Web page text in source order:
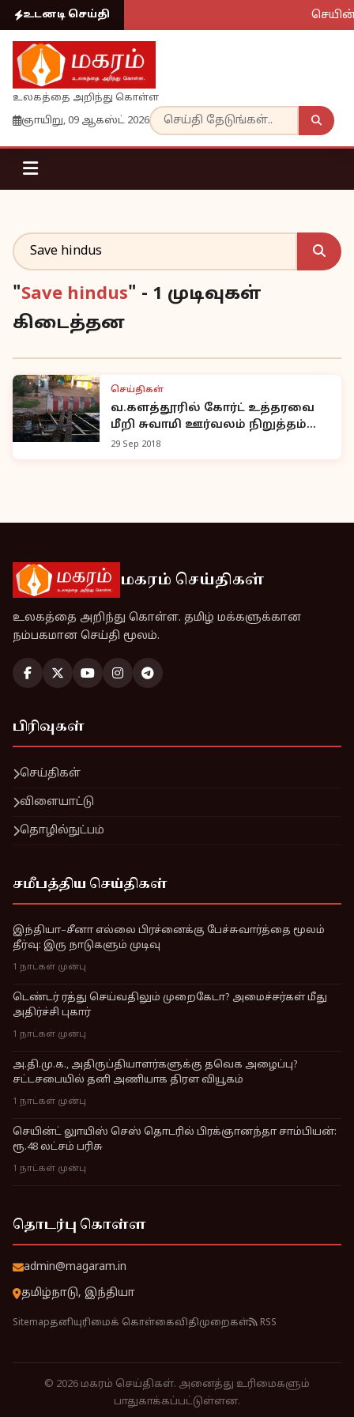
உடனடி செய்தி
உலகத்தை அறிந்து கொள்ள
ஞாயிறு, 09 ஆகஸ்ட் 2026
"Save hindus" - 1 முடிவுகள்
கிடைத்தன
செய்திகள்
வ.களத்தூரில் கோர்ட் உத்தரவை
மீறி சுவாமி ஊர்வலம் நிறுத்தம்
-144 தடை உத்தரவு.
29 Sep 2018
மகரம் செய்திகள்
உலகத்தை அறிந்து கொள்ள. தமிழ் மக்களுக்கான
நம்பகமான செய்தி மூலம்.
பிரிவுகள்
செய்திகள்
விளையாட்டு
தொழில்நுட்பம்
சமீபத்திய செய்திகள்
இந்தியா–சீனா எல்லை பிரச்னைக்கு பேச்சுவார்த்தை மூலம்
தீர்வு: இரு நாடுகளும் முடிவு
1 நாட்கள் முன்பு
டெண்டர் ரத்து செய்வதிலும் முறைகேடா? அமைச்சர்கள் மீது
அதிர்ச்சி புகார்
1 நாட்கள் முன்பு
அ.தி.மு.க., அதிருப்தியாளர்களுக்கு தவெக அழைப்பு?
சட்டசபையில் தனி அணியாக திரள வியூகம்
1 நாட்கள் முன்பு
செயின்ட் லுாயிஸ் செஸ் தொடரில் பிரக்ஞானந்தா சாம்பியன்:
ரூ.48 லட்சம் பரிசு
1 நாட்கள் முன்பு
தொடர்பு கொள்ள
admin@magaram.in
தமிழ்நாடு, இந்தியா
Sitemapதனியுரிமைக் கொள்கைவிதிமுறைகள் RSS
© 2026 மகரம் செய்திகள். அனைத்து உரிமைகளும்
பாதுகாக்கப்பட்டுள்ளன.